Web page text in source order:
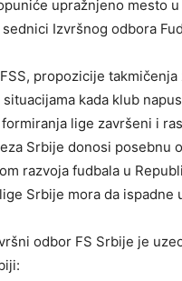
upražnjeno mesto
Izvršnog odbora
propozicije
kada klub
lige završeni i
Srbije donosi posebnu
razvoja fudbala u
Srbije mora da ispadne
odbor FS Srbije je